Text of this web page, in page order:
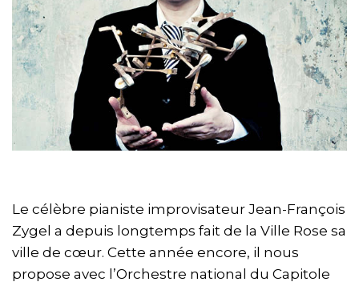
Le célèbre pianiste improvisateur Jean-François
Zygel a depuis longtemps fait de la Ville Rose sa
ville de cœur. Cette année encore, il nous
propose avec l’Orchestre national du Capitole